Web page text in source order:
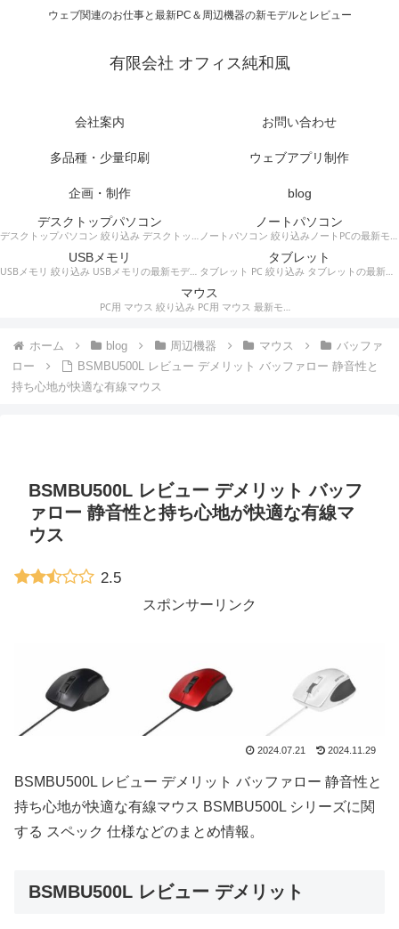
ウェブ関連のお仕事と最新PC＆周辺機器の新モデルとレビュー
有限会社 オフィス純和風
会社案内 お問い合わせ
多品種・少量印刷 ウェブアプリ制作
企画・制作
blog
デスクトップパソコン
デスクトップパソコン 絞り込み デスクトップPCの最新モデルやスペック・仕様に関する情報。
ノートパソコン
ノートパソコン 絞り込みノートPCの最新モデルやスペック・仕様に関する情報。
USBメモリ
USBメモリ 絞り込み USBメモリの最新モデルやスペック・仕様に関する情報。
タブレット
タブレット PC 絞り込み タブレットの最新モデルやスペック・仕様に関する情報。
マウス
PC用 マウス 絞り込み PC用 マウス 最新モデルやスペック・仕様に関する情報。ワイヤレスマウス、有線マウス、接続タイプなど。
ホーム blog 周辺機器 マウス
バッファ
ロー
BSMBU500L レビュー デメリット バッファロー 静音性と
持ち心地が快適な有線マウス
BSMBU500L レビュー デメリット バッフ
ァロー 静音性と持ち心地が快適な有線マ
ウス
2.5
スポンサーリンク
2024.07.21 2024.11.29
BSMBU500L レビュー デメリット バッファロー 静音性と
持ち心地が快適な有線マウス BSMBU500L シリーズに関
する スペック 仕様などのまとめ情報。
BSMBU500L レビュー デメリット